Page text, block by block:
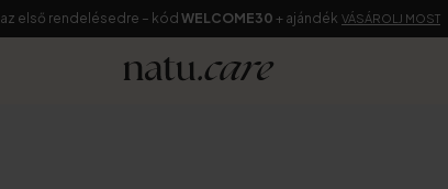
az első rendelésedre – kód WELCOME30 + ajándék VÁSÁROLJ MOST